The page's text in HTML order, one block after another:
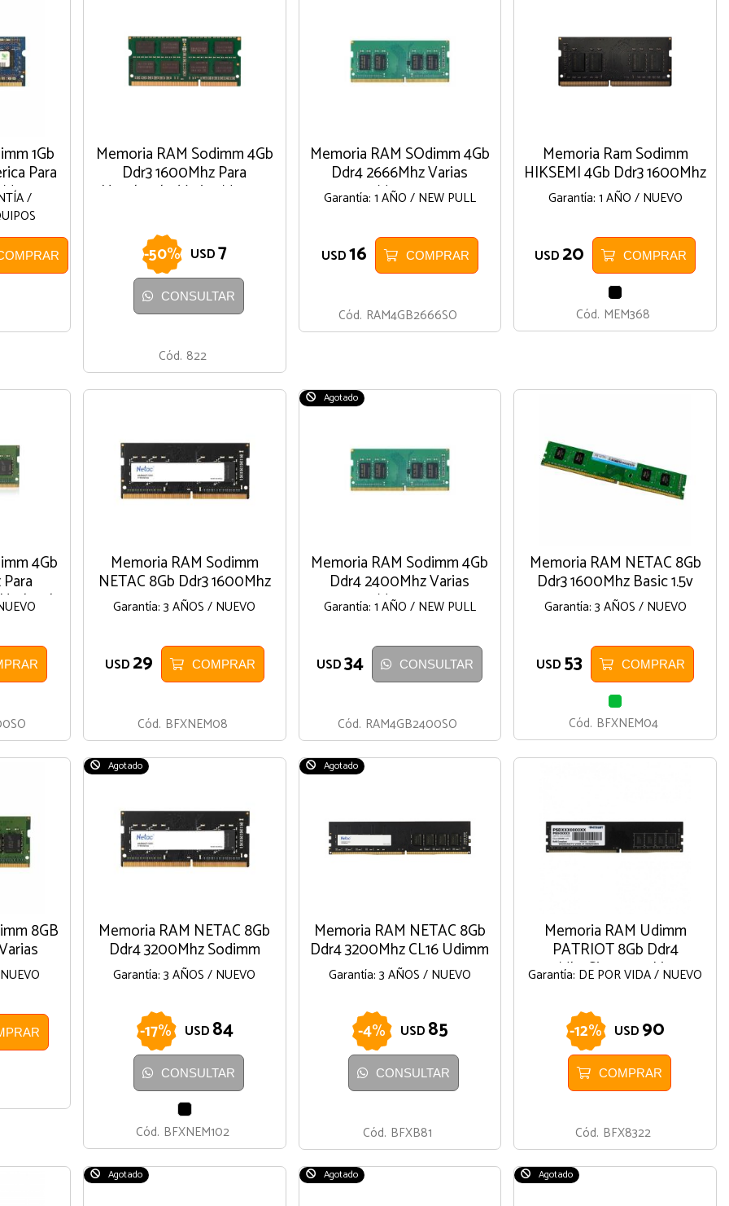
1Gb
Para
/
Memoria RAM Sodimm 4Gb
Ddr3 1600Mhz Para
Notebooks Varias Marcas
-50% USD7
CONSULTAR
Cód. 822
Memoria RAM SOdimm 4Gb
Ddr4 2666Mhz Varias
Marcas
Garantía: 1 AÑO / NEW PULL
USD16 COMPRAR
Cód. RAM4GB2666SO
Memoria Ram Sodimm
HIKSEMI 4Gb Ddr3 1600Mhz
Garantía: 1 AÑO / NUEVO
USD 20 COMPRAR
Cód. MEM368
4Gb Memoria RAM Sodimm
NETAC 8Gb Ddr3 1600Mhz
Garantía: 3 AÑOS / NUEVO
USD 29 COMPRAR
Cód. BFXNEM08
Agotado
Memoria RAM Sodimm 4Gb
Ddr4 2400Mhz Varias
Marcas
Garantía: 1 AÑO / NEW PULL
USD34 CONSULTAR
Cód. RAM4GB2400SO
Memoria RAM NETAC 8Gb
Ddr3 1600Mhz Basic 1.5v
Garantía: 3 AÑOS / NUEVO
USD 53 COMPRAR
Cód. BFXNEM04
8GB
Agotado
Memoria RAM NETAC 8Gb
Ddr4 3200Mhz Sodimm
Garantía: 3 AÑOS / NUEVO
-17% USD 84
CONSULTAR
Cód. BFXNEM102
Agotado
Memoria RAM NETAC 8Gb
Ddr4 3200Mhz CL16 Udimm
Garantía: 3 AÑOS / NUEVO
-4% USD 85
CONSULTAR
Cód. BFXB81
Memoria RAM Udimm
PATRIOT 8Gb Ddr4
3200Mhz Signature Line 1.2v
Garantía: DE POR VIDA / NUEVO
-12% USD 90
COMPRAR
Cód. BFX8322
Agotado Agotado Agotado